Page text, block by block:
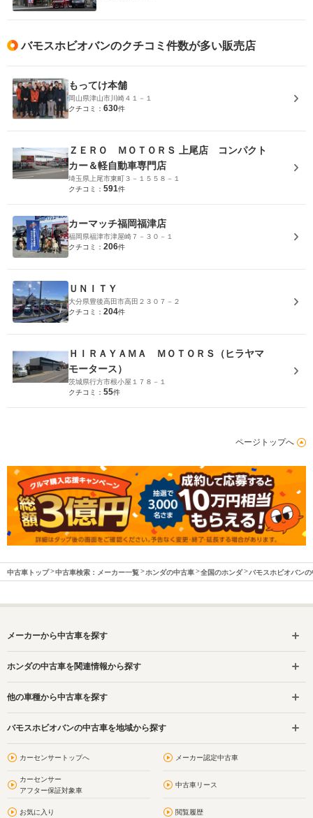
バモスホビオバンのクチコミ件数が多い販売店
もってけ本舗
岡山県津山市川崎４１－１
クチコミ： 630件
ＺＥＲＯ ＭＯＴＯＲＳ 上尾店 コンパクト
カー＆軽自動車専門店
埼玉県上尾市東町３－１５５８－１
クチコミ： 591件
カーマッチ福岡福津店
福岡県福津市津屋崎７－３０－１
クチコミ： 206件
ＵＮＩＴＹ
大分県豊後高田市高田２３０７－２
クチコミ： 204件
ＨＩＲＡＹＡＭＡ ＭＯＴＯＲＳ（ヒラヤマ
モータース）
茨城県行方市根小屋１７８－１
クチコミ： 55件
ページトップへ
中古車トップ 中古車検索：メーカー一覧 ホンダの中古車 全国のホンダ バモスホビオバンの
メーカーから中古車を探す
ホンダの中古車を関連情報から探す
他の車種から中古車を探す
バモスホビオバンの中古車を地域から探す
カーセンサートップへ メーカー認定中古車
カーセンサー
アフター保証対象車
中古車リース
お気に入り 閲覧履歴